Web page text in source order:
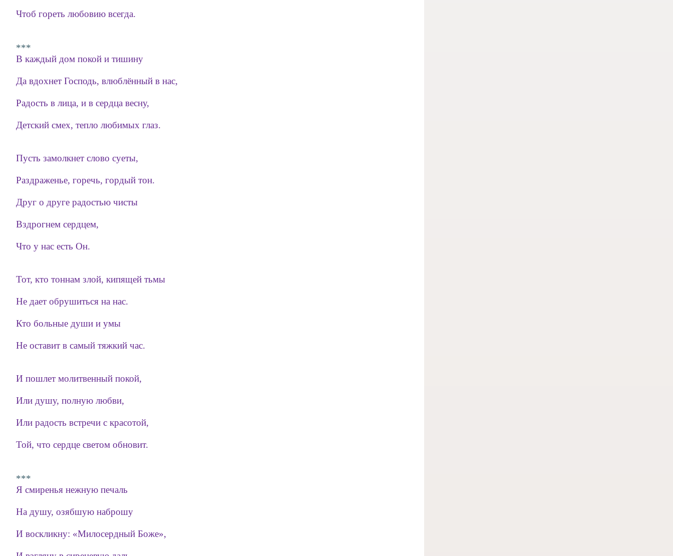
Чтоб гореть любовию всегда.
***
В каждый дом покой и тишину
Да вдохнет Господь, влюблённый в нас,
Радость в лица, и в сердца весну,
Детский смех, тепло любимых глаз.
Пусть замолкнет слово суеты,
Раздраженье, горечь, гордый тон.
Друг о друге радостью чисты
Вздрогнем сердцем,
Что у нас есть Он.
Тот, кто тоннам злой, кипящей тьмы
Не дает обрушиться на нас.
Кто больные души и умы
Не оставит в самый тяжкий час.
И пошлет молитвенный покой,
Или душу, полную любви,
Или радость встречи с красотой,
Той, что сердце светом обновит.
***
Я смиренья нежную печаль
На душу, озябшую наброшу
И воскликну: «Милосердный Боже»,